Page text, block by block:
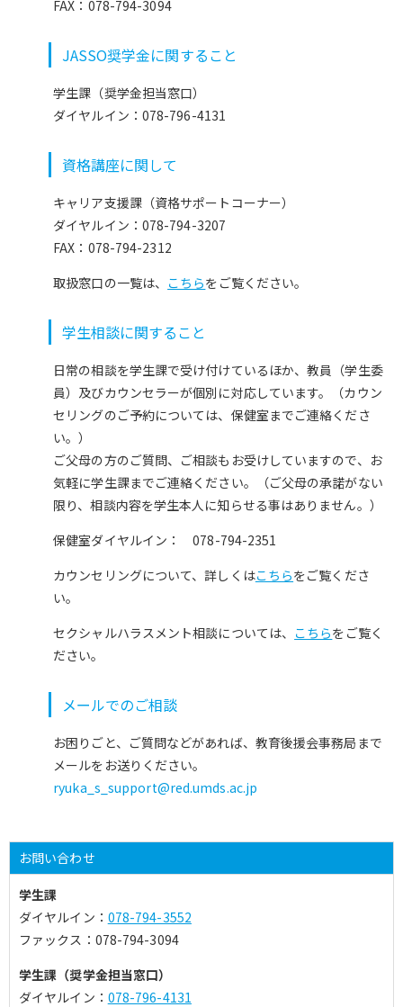
FAX：078-794-3094
JASSO奨学金に関すること
学生課（奨学金担当窓口）
ダイヤルイン：078-796-4131
資格講座に関して
キャリア支援課（資格サポートコーナー）
ダイヤルイン：078-794-3207
FAX：078-794-2312
取扱窓口の一覧は、 こちらをご覧ください。
学生相談に関すること
日常の相談を学生課で受け付けているほか、教員（学生委
員）及びカウンセラーが個別に対応しています。（カウン
セリングのご予約については、保健室までご連絡くださ
い。）
ご父母の方のご質問、ご相談もお受けしていますので、お
気軽に学生課までご連絡ください。（ご父母の承諾がない
限り、相談内容を学生本人に知らせる事はありません。）
保健室ダイヤルイン： 078-794-2351
カウンセリングについて、詳しくはこちらをご覧くださ
い。
セクシャルハラスメント相談については、 こちらをご覧く
ださい。
メールでのご相談
お困りごと、ご質問などがあれば、教育後援会事務局まで
メールをお送りください。
ryuka_s_support@red.umds.ac.jp
お問い合わせ
学生課
ダイヤルイン： 078-794-3552
ファックス：078-794-3094
学生課（奨学金担当窓口）
ダイヤルイン： 078-796-4131